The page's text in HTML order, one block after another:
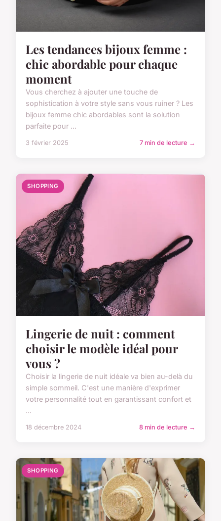
Les tendances bijoux femme :
chic abordable pour chaque
moment
Vous cherchez à ajouter une touche de
sophistication à votre style sans vous ruiner ? Les
bijoux femme chic abordables sont la solution
parfaite pour ...
3 février 2025 7 min de lecture →
SHOPPING
Lingerie de nuit : comment
choisir le modèle idéal pour
vous ?
Choisir la lingerie de nuit idéale va bien au-delà du
simple sommeil. C'est une manière d'exprimer
votre personnalité tout en garantissant confort et
...
18 décembre 2024 8 min de lecture →
SHOPPING